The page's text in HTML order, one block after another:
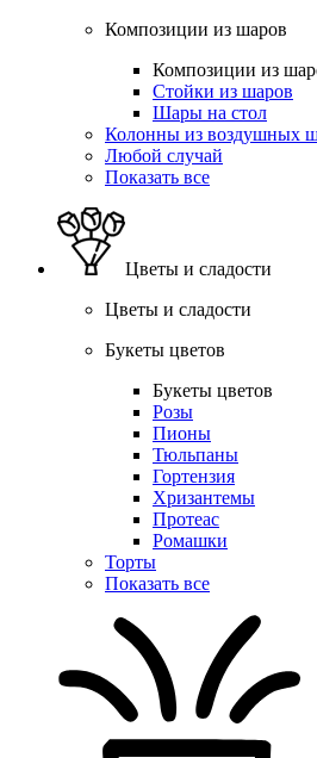
Композиции из шаров
Композиции из
Стойки из шаров
Шары на стол
Колонны из воздушных
Любой случай
Показать все
Цветы и сладости
Цветы и сладости
Букеты цветов
Букеты цветов
Розы
Пионы
Тюльпаны
Гортензия
Хризантемы
Протеас
Ромашки
Торты
Показать все